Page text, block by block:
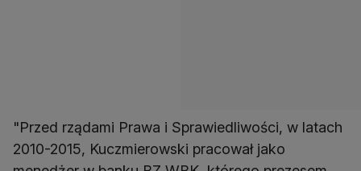
"Przed rządami Prawa i Sprawiedliwości, w latach
2010-2015, Kuczmierowski pracował jako